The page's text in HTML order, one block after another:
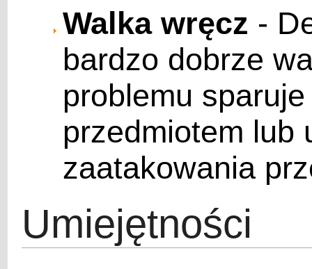
Walka wręcz -
bardzo dobrze
problemu
przedmiotem lub
zaatakowania
Umiejętności